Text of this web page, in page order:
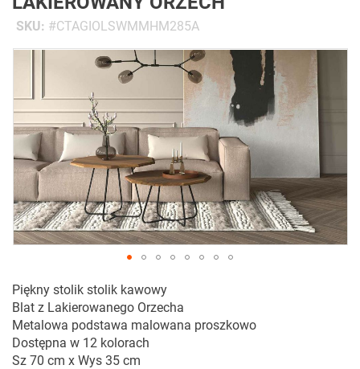
SKU
CTAGIOLSWMMHM285A
galerii
na
początek
galerii
Piękny stolik stolik kawowy
Blat z Lakierowanego Orzecha
Metalowa podstawa malowana proszkowo
Dostępna w 12 kolorach
Sz 70 cm x Wys 35 cm